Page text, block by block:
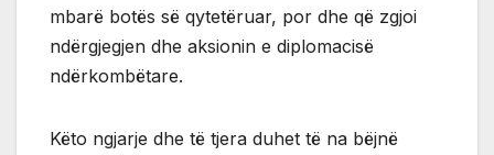
mbarë botës së qytetëruar, por dhe që zgjoi
ndërgjegjen dhe aksionin e diplomacisë
ndërkombëtare.
Këto ngjarje dhe të tjera duhet të na bëjnë